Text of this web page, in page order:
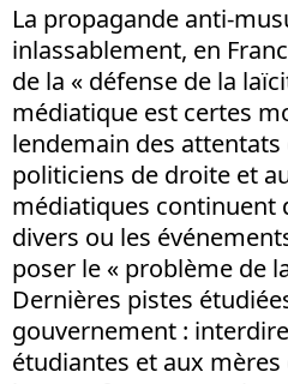
La propagande anti-
inlassablement, en
de la « défense de la
médiatique est certes
lendemain des attentats
politiciens de droite et
médiatiques continuent
divers ou les
poser le « problème de
Dernières pistes
gouvernement :
étudiantes et aux